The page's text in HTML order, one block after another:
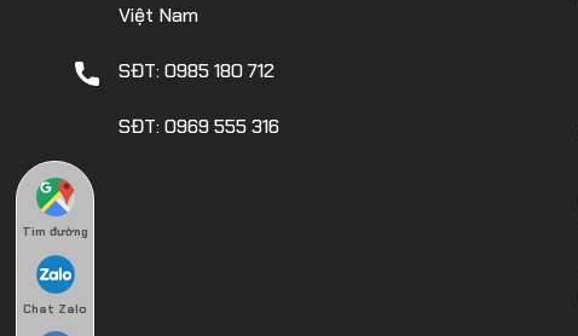
Việt Nam
SĐT: 0985 180 712
SĐT: 0969 555 316
Tìm đường
Chat Zalo